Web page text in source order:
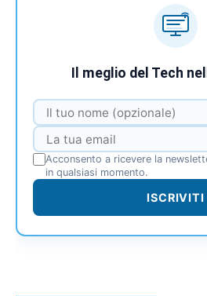
Il meglio del Tech
Acconsento a ricevere la
in qualsiasi momento.
ISCRIVITI